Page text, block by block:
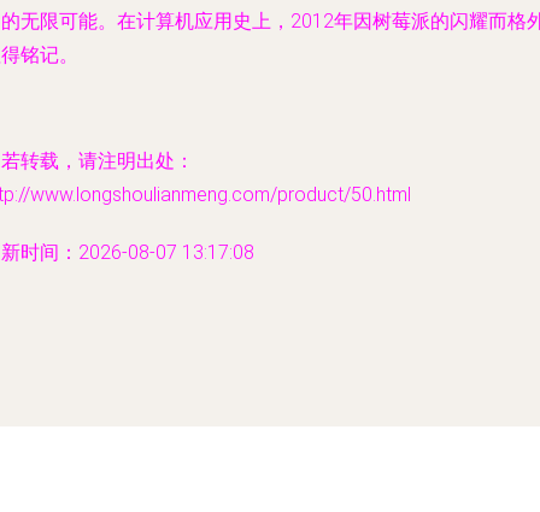
无限可能。在计算机应用史上，2012年因树莓派的闪耀而格
铭记。
转载，请注明出处：
www.longshoulianmeng.com/product/50.html
时间：2026-08-07 13:17:08